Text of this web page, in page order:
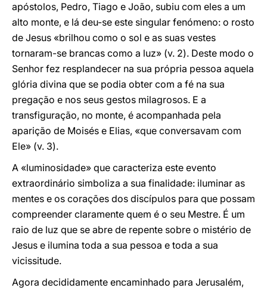
apóstolos, Pedro, Tiago e João, subiu com eles a um
alto monte, e lá deu-se este singular fenómeno: o rosto
de Jesus «brilhou como o sol e as suas vestes
tornaram-se brancas como a luz» (v. 2). Deste modo o
Senhor fez resplandecer na sua própria pessoa aquela
glória divina que se podia obter com a fé na sua
pregação e nos seus gestos milagrosos. E a
transfiguração, no monte, é acompanhada pela
aparição de Moisés e Elias, «que conversavam com
Ele» (v. 3).
A «luminosidade» que caracteriza este evento
extraordinário simboliza a sua finalidade: iluminar as
mentes e os corações dos discípulos para que possam
compreender claramente quem é o seu Mestre. É um
raio de luz que se abre de repente sobre o mistério de
Jesus e ilumina toda a sua pessoa e toda a sua
vicissitude.
Agora decididamente encaminhado para Jerusalém,